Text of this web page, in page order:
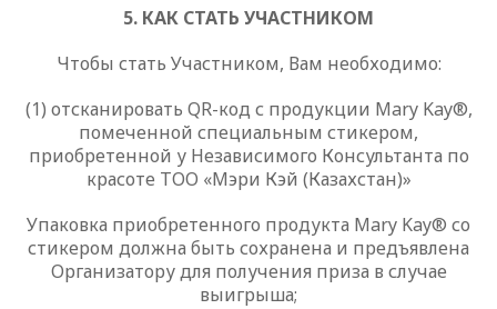
5. КАК СТАТЬ УЧАСТНИКОМ
Чтобы стать Участником, Вам необходимо:
(1) отсканировать QR-код с продукции Mary Kay®,
помеченной специальным стикером,
приобретенной у Независимого Консультанта по
красоте ТОО «Мэри Кэй (Казахстан)»
Упаковка приобретенного продукта Mary Kay® со
стикером должна быть сохранена и предъявлена
Организатору для получения приза в случае
выигрыша;